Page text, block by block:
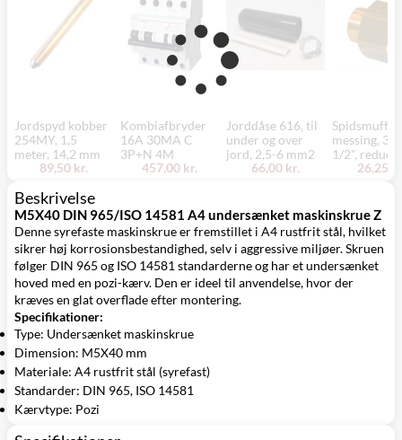
Jordspyd kobber
254MY, 1,5
meter, 14,2 mm
89,50 kr.
Kombiafbryder
16A 30MA C
3P+N 4M
457,00 kr.
Jorddåse 616, til
under og over
jord, 2,5-6 mm2
66,00 kr.
Spidsmuffe,
messing, 3/
1/2",
26,25
Beskrivelse
M5X40 DIN 965/ISO 14581 A4 undersænket maskinskrue Z
Denne syrefaste maskinskrue er fremstillet i A4 rustfrit stål, hvilket
sikrer høj korrosionsbestandighed, selv i aggressive miljøer. Skruen
følger DIN 965 og ISO 14581 standarderne og har et undersænket
hoved med en pozi-kærv. Den er ideel til anvendelse, hvor der
kræves en glat overflade efter montering.
Specifikationer:
Type: Undersænket maskinskrue
Dimension: M5X40 mm
Materiale: A4 rustfrit stål (syrefast)
Standarder: DIN 965, ISO 14581
Kærvtype: Pozi